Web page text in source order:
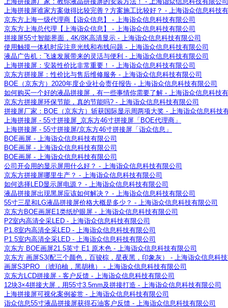
上海拼接屏谁家方案做得比较完善？方案施工比较好？ - 上海诣众信息科技
京东方上海一级代理商【诣众信息】 - 上海诣众信息科技有限公司
京东方上海总代理【上海诣众信息】 - 上海诣众信息科技有限公司
拼接屏55寸智能界面，4K/8K高清显示 - 上海诣众信息科技有限公司
使用触摸一体机时应注意光线和布线问题 - 上海诣众信息科技有限公司
液晶广告机：飞速发展带来的灵活与便利 - 上海诣众信息科技有限公司
上海拼接屏：安装性价比非常重要！ - 上海诣众信息科技有限公司
京东方拼接屏：性价比与售后维修服务 - 上海诣众信息科技有限公司
BOE（京东方）2020年度企业社会责任报告 - 上海诣众信息科技有限公司
如何购买一个好的液晶拼接屏，有一些事情你需要了解 - 上海诣众信息科技
京东方拼接屏环保节能，真的节能吗? - 上海诣众信息科技有限公司
拼接屏厂家：BOE（京东方）斩获国际显示周两项大奖 - 上海诣众信息科技
上海拼接屏 - 55寸拼接屏_京东方46寸拼接屏「BOE代理商」
上海拼接屏 - 55寸拼接屏/京东方46寸拼接屏「诣众信息」
BOE画屏 - 上海诣众信息科技有限公司
BOE画屏 - 上海诣众信息科技有限公司
BOE画屏 - 上海诣众信息科技有限公司
公司开会用的显示屏用什么好？ - 上海诣众信息科技有限公司
京东方拼接屏哪里生产？ - 上海诣众信息科技有限公司
如何选择LED显示屏电源？ - 上海诣众信息科技有限公司
液晶拼接屏出现黑屏应该如何解决？ - 上海诣众信息科技有限公司
55寸三星和LG液晶拼接屏价格大概是多少？ - 上海诣众信息科技有限公司
京东方BOE画屏E1类纸护眼屏 - 上海诣众信息科技有限公司
P2室内高清全采LED - 上海诣众信息科技有限公司
P1.8室内高清全采LED - 上海诣众信息科技有限公司
P1.5室内高清全采LED - 上海诣众信息科技有限公司
京东方 BOE画屏21.5英寸 E1 原木色 - 上海诣众信息科技有限公司
京东方 画屏S3(配三个颜色，百骏棕，星夜黑，印象灰） - 上海诣众信息科技
画屏S3PRO （琥珀柚，黑胡桃） - 上海诣众信息科技有限公司
京东方LCD拼接屏 - 客户反馈 - 上海诣众信息科技有限公司
12块3×4拼接大屏，用55寸3.5mm及拼接打造 - 上海诣众信息科技有限公司
上海拼接屏可视化案例鉴赏 - 上海诣众信息科技有限公司
诣众信息55寸液晶拼接屏获得石油客户反馈 - 上海诣众信息科技有限公司